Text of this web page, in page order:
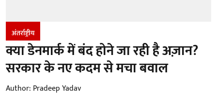
अंतर्राष्ट्रीय
क्या डेनमार्क में बंद होने जा रही है अज़ान?
सरकार के नए कदम से मचा बवाल
Author: Pradeep Yadav